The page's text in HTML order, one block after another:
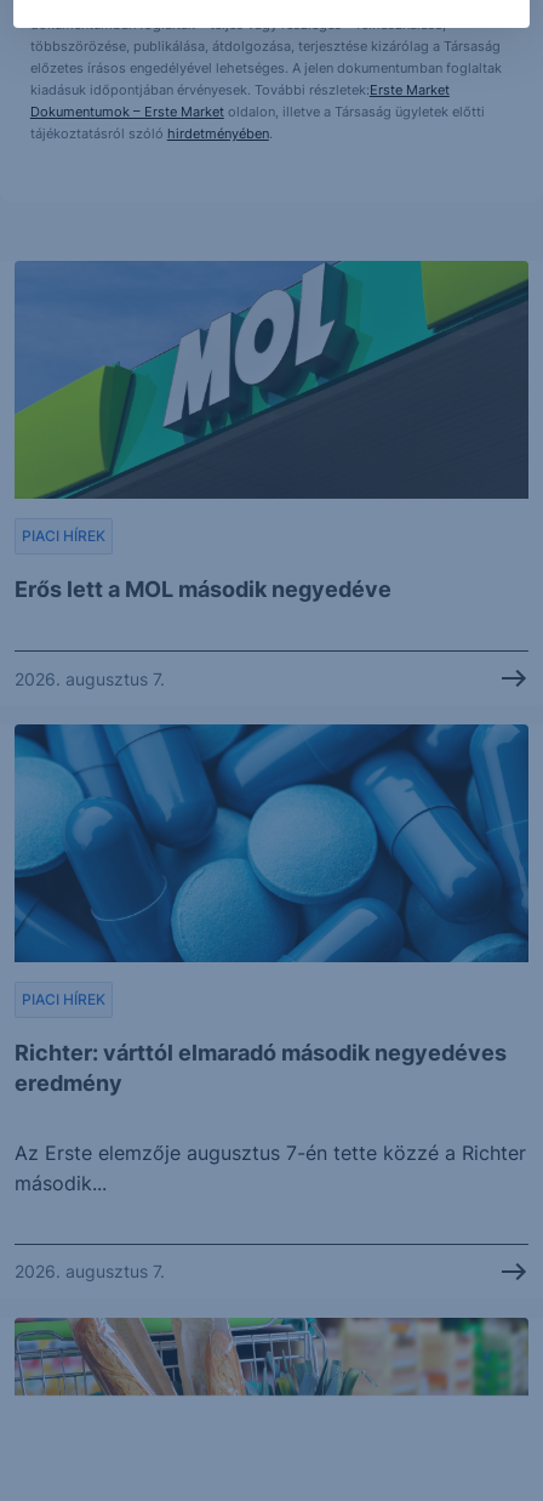
dokumentumban foglaltak – teljes vagy részleges – felhasználása,
többszörözése, publikálása, átdolgozása, terjesztése kizárólag a Társaság
előzetes írásos engedélyével lehetséges. A jelen dokumentumban foglaltak
kiadásuk időpontjában érvényesek. További részletek:Erste Market
Dokumentumok – Erste Marketoldalon, illetve a Társaság ügyletek előtti
tájékoztatásról szóló hirdetményében.
Erős lett a MOL második negyedéve
PIACI HÍREK
2026. augusztus 7.
Richter: várttól elmaradó második negyedéves
eredmény
PIACI HÍREK
Az Erste elemzője augusztus 7-én tette közzé a Richter
második...
2026. augusztus 7.